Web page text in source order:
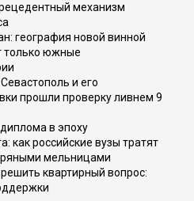
механизм
география новой винной
только южные
и его
прошли проверку ливнем 9
в эпоху
как российские вузы тратят
мельницами
квартирный вопрос: